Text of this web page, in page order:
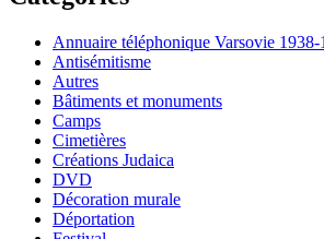
Annuaire téléphonique Varsovie 1938-
Antisémitisme
Autres
Bâtiments et monuments
Camps
Cimetières
Créations Judaica
DVD
Décoration murale
Déportation